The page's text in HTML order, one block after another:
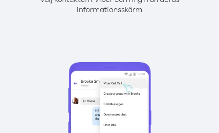
informationsskärm